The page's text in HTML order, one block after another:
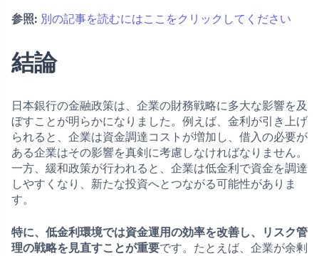
参照: 別の記事を読むにはここをクリックしてください
結論
日本銀行の金融政策は、企業の財務戦略に多大な影響を及
ぼすことが明らかになりました。例えば、金利が引き上げ
られると、企業は資金調達コストが増加し、借入の必要が
ある企業はその影響を真剣に考慮しなければなりません。
一方、緩和政策が行われると、企業は低金利で資金を調達
しやすくなり、新たな投資へとつながる可能性がありま
す。
特に、低金利環境では資金運用の効率を改善し、リスク管
理の戦略を見直すことが重要です。たとえば、企業が余剰